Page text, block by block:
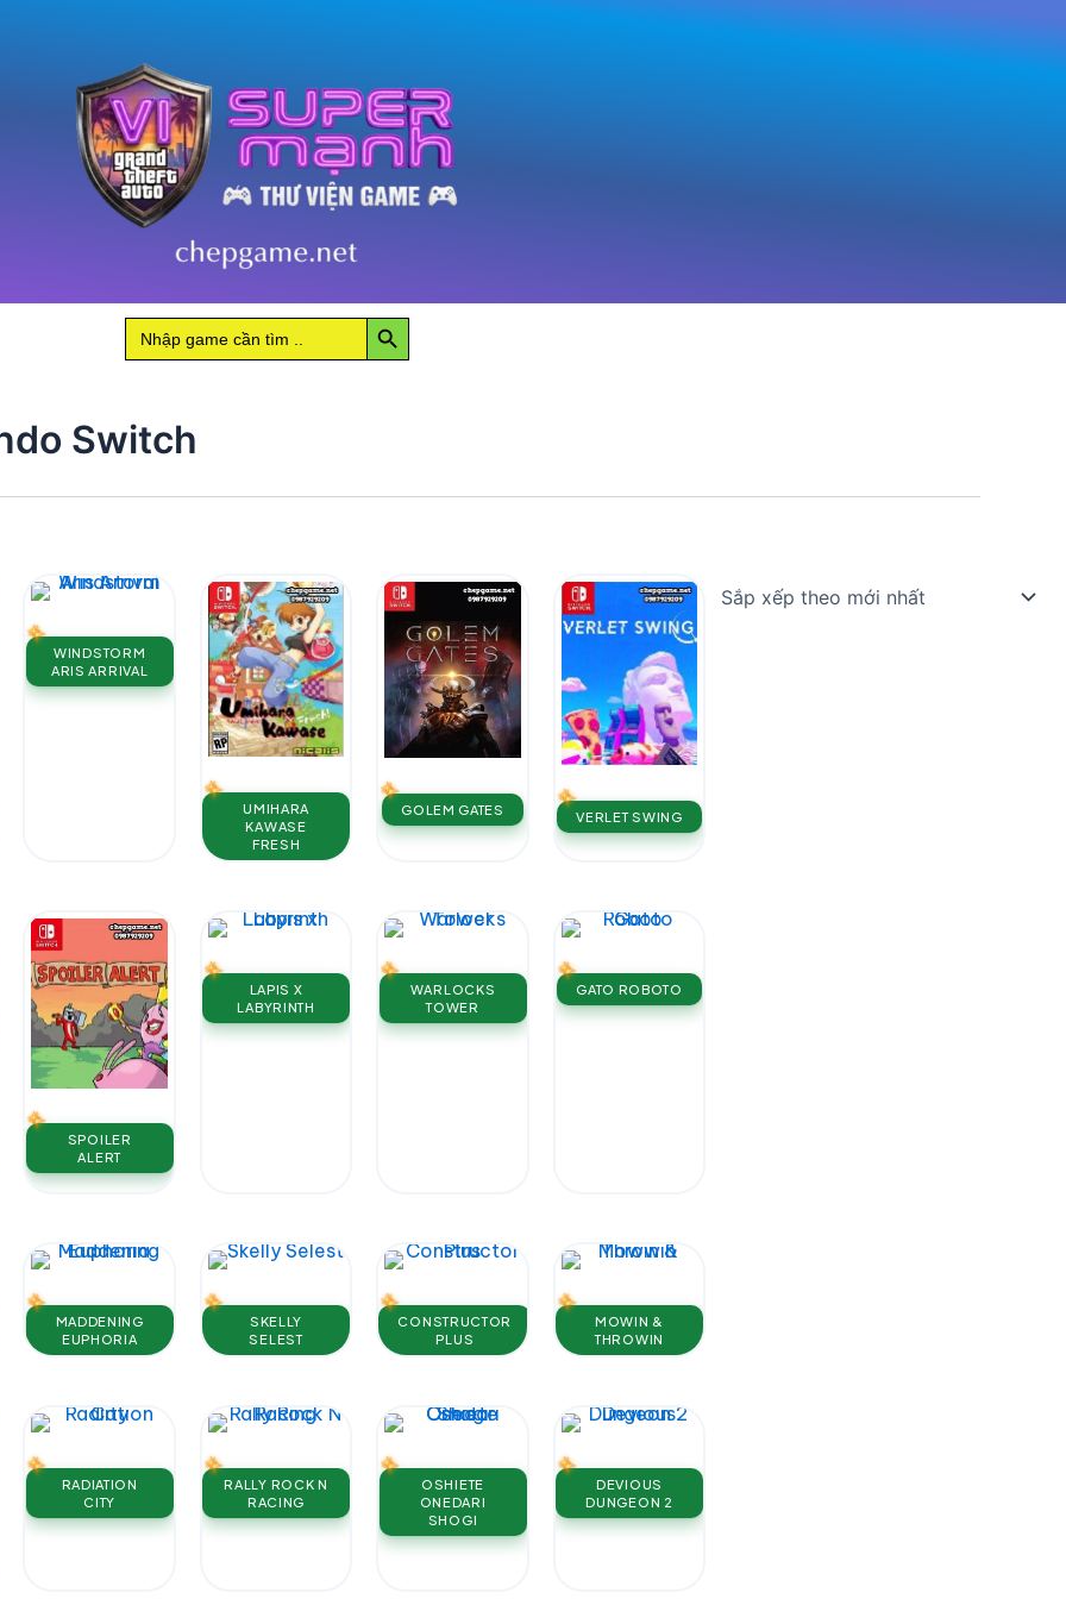
Search
for:
Search Button
Switch
WINDSTORM
ARIS ARRIVAL
UMIHARA
KAWASE
FRESH
GOLEM GATES VERLET SWING
SPOILER
ALERT
LAPIS X
LABYRINTH
WARLOCKS
TOWER
GATO ROBOTO
MADDENING
EUPHORIA
SKELLY
SELEST
CONSTRUCTOR
PLUS
MOWIN &
THROWIN
RADIATION
CITY
RALLY ROCK N
RACING
OSHIETE
ONEDARI
SHOGI
DEVIOUS
DUNGEON 2